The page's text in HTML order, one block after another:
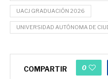
UACJ GRADUACIÓN 2026
UNIVERSIDAD AUTÓNOMA DE
COMPARTIR 0